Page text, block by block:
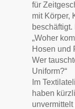
für
mit Körper,
„Woher
Hosen und
Wer
Uniform?“
Im
haben